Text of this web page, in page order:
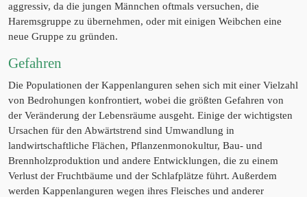
aggressiv, da die jungen Männchen oftmals versuchen, die
Haremsgruppe zu übernehmen, oder mit einigen Weibchen eine
neue Gruppe zu gründen.
Gefahren
Die Populationen der Kappenlanguren sehen sich mit einer Vielzahl
von Bedrohungen konfrontiert, wobei die größten Gefahren von
der Veränderung der Lebensräume ausgeht. Einige der wichtigsten
Ursachen für den Abwärtstrend sind Umwandlung in
landwirtschaftliche Flächen, Pflanzenmonokultur, Bau- und
Brennholzproduktion und andere Entwicklungen, die zu einem
Verlust der Fruchtbäume und der Schlafplätze führt. Außerdem
werden Kappenlanguren wegen ihres Fleisches und anderer